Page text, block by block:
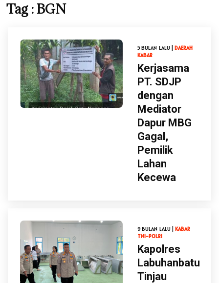
Tag : BGN
5 BULAN LALU | DAERAH
KABAR
Kerjasama
PT. SDJP
dengan
Mediator
Dapur MBG
Gagal,
Pemilik
Lahan
Kecewa
9 BULAN LALU | KABAR
TNI-POLRI
Kapolres
Labuhanbatu
Tinjau